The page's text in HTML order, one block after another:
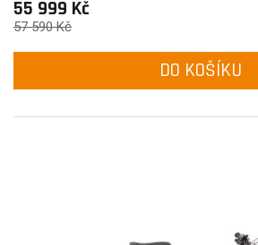
55 999 Kč
57 590 Kč
DO KOŠÍKU